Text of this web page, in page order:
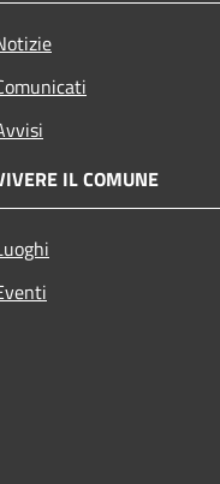
IL COMUNE